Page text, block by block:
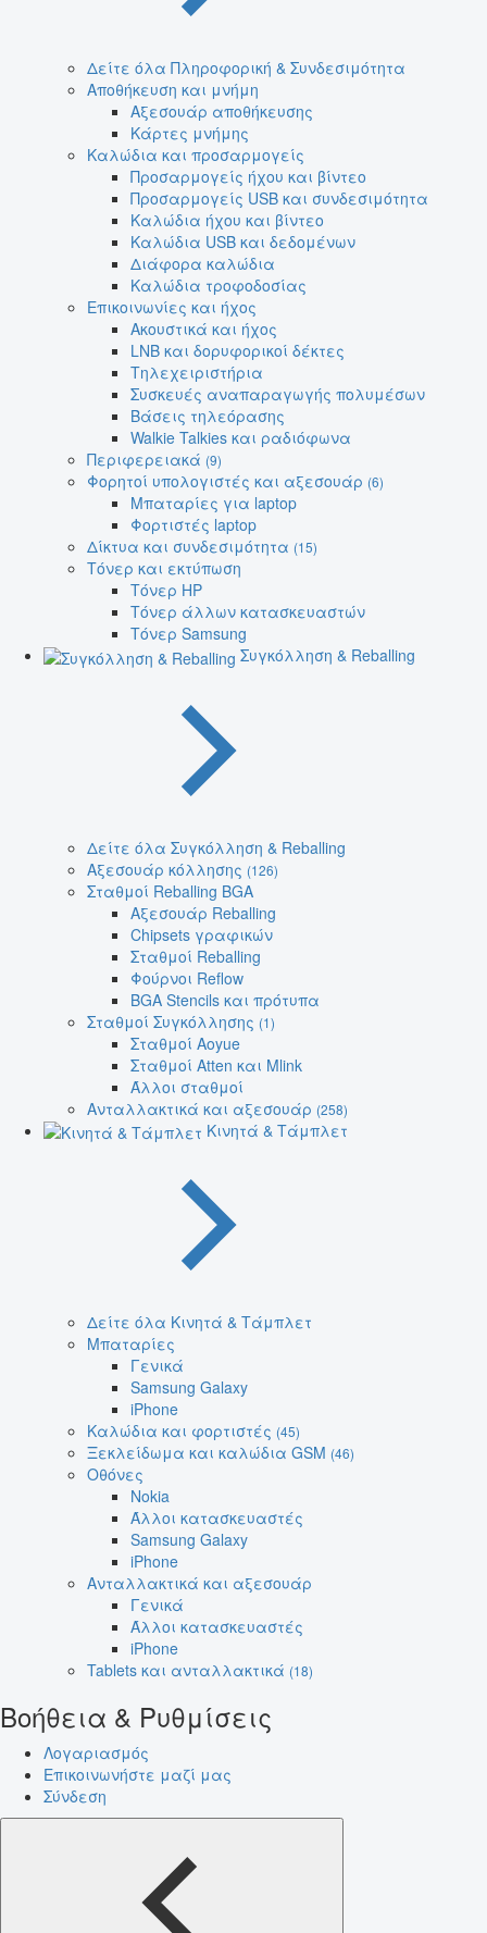
Δείτε όλα Πληροφορική & Συνδεσιμότητα
Αποθήκευση και μνήμη
Αξεσουάρ αποθήκευσης
Κάρτες μνήμης
Καλώδια και προσαρμογείς
Προσαρμογείς ήχου και βίντεο
Προσαρμογείς USB και συνδεσιμότητα
Καλώδια ήχου και βίντεο
Καλώδια USB και δεδομένων
Διάφορα καλώδια
Καλώδια τροφοδοσίας
Επικοινωνίες και ήχος
Ακουστικά και ήχος
LNB και δορυφορικοί δέκτες
Τηλεχειριστήρια
Συσκευές αναπαραγωγής πολυμέσων
Βάσεις τηλεόρασης
Walkie Talkies και ραδιόφωνα
Περιφερειακά (9)
Φορητοί υπολογιστές και αξεσουάρ (6)
Μπαταρίες για laptop
Φορτιστές laptop
Δίκτυα και συνδεσιμότητα (15)
Τόνερ και εκτύπωση
Τόνερ HP
Τόνερ άλλων κατασκευαστών
Τόνερ Samsung
Συγκόλληση & Reballing
Δείτε όλα Συγκόλληση & Reballing
Αξεσουάρ κόλλησης (126)
Σταθμοί Reballing BGA
Αξεσουάρ Reballing
Chipsets γραφικών
Σταθμοί Reballing
Φούρνοι Reflow
BGA Stencils και πρότυπα
Σταθμοί Συγκόλλησης (1)
Σταθμοί Aoyue
Σταθμοί Atten και Mlink
Άλλοι σταθμοί
Ανταλλακτικά και αξεσουάρ (258)
Κινητά & Τάμπλετ
Δείτε όλα Κινητά & Τάμπλετ
Μπαταρίες
Γενικά
Samsung Galaxy
iPhone
Καλώδια και φορτιστές (45)
Ξεκλείδωμα και καλώδια GSM (46)
Οθόνες
Nokia
Άλλοι κατασκευαστές
Samsung Galaxy
iPhone
Ανταλλακτικά και αξεσουάρ
Γενικά
Άλλοι κατασκευαστές
iPhone
Tablets και ανταλλακτικά (18)
Βοήθεια & Ρυθμίσεις
Λογαριασμός
Επικοινωνήστε μαζί μας
Σύνδεση